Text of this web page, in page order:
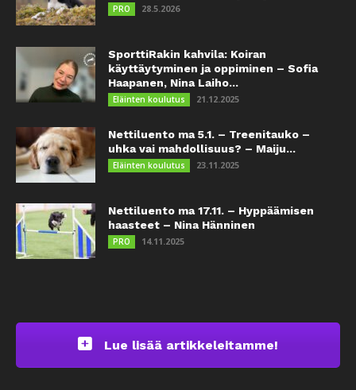
PRO 28.5.2026
SporttiRakin kahvila: Koiran
käyttäytyminen ja oppiminen – Sofia
Haapanen, Nina Laiho...
Eläinten koulutus 21.12.2025
Nettiluento ma 5.1. – Treenitauko –
uhka vai mahdollisuus? – Maiju...
Eläinten koulutus 23.11.2025
Nettiluento ma 17.11. – Hyppäämisen
haasteet – Nina Hänninen
PRO 14.11.2025
Lue lisää artikkeleitamme!